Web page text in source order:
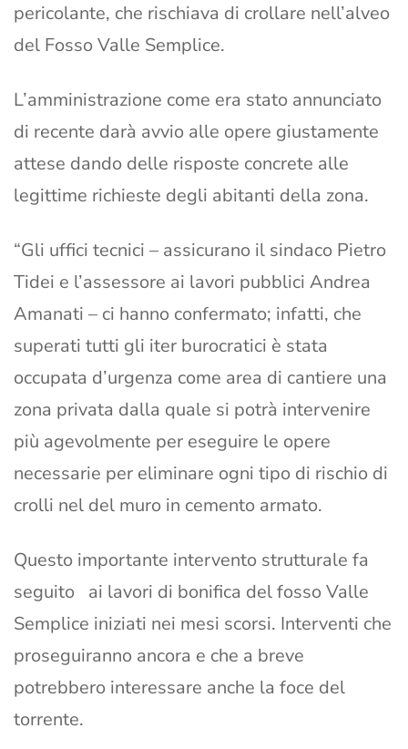
pericolante, che rischiava di crollare nell’alveo
del Fosso Valle Semplice.
L’amministrazione come era stato annunciato
di recente darà avvio alle opere giustamente
attese dando delle risposte concrete alle
legittime richieste degli abitanti della zona.
“Gli uffici tecnici – assicurano il sindaco Pietro
Tidei e l’assessore ai lavori pubblici Andrea
Amanati – ci hanno confermato; infatti, che
superati tutti gli iter burocratici è stata
occupata d’urgenza come area di cantiere una
zona privata dalla quale si potrà intervenire
più agevolmente per eseguire le opere
necessarie per eliminare ogni tipo di rischio di
crolli nel del muro in cemento armato.
Questo importante intervento strutturale fa
seguito ai lavori di bonifica del fosso Valle
Semplice iniziati nei mesi scorsi. Interventi che
proseguiranno ancora e che a breve
potrebbero interessare anche la foce del
torrente.